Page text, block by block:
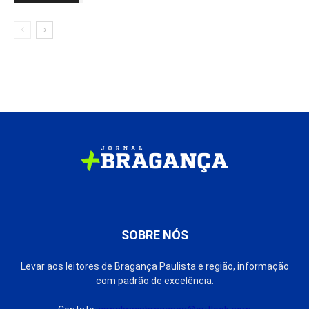
SOBRE NÓS
Levar aos leitores de Bragança Paulista e região, informação
com padrão de excelência.